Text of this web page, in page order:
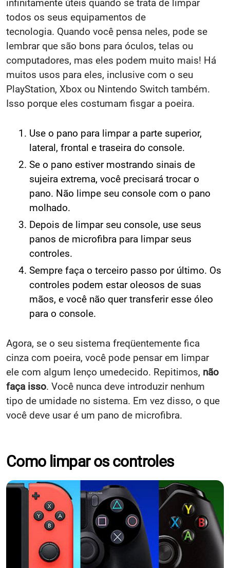
infinitamente úteis quando se trata de limpar
todos os seus equipamentos de
tecnologia. Quando você pensa neles, pode se
lembrar que são bons para óculos, telas ou
computadores, mas eles podem muito mais! Há
muitos usos para eles, inclusive com o seu
PlayStation, Xbox ou Nintendo Switch também.
Isso porque eles costumam fisgar a poeira.
Use o pano para limpar a parte superior,
lateral, frontal e traseira do console.
Se o pano estiver mostrando sinais de
sujeira extrema, você precisará trocar o
pano. Não limpe seu console com o pano
molhado.
Depois de limpar seu console, use seus
panos de microfibra para limpar seus
controles.
Sempre faça o terceiro passo por último. Os
controles podem estar oleosos de suas
mãos, e você não quer transferir esse óleo
para o console.
Agora, se o seu sistema freqüentemente fica
cinza com poeira, você pode pensar em limpar
ele com algum lenço umedecido. Repitimos, não
faça isso. Você nunca deve introduzir nenhum
tipo de umidade no sistema. Em vez disso, o que
você deve usar é um pano de microfibra.
Como limpar os controles